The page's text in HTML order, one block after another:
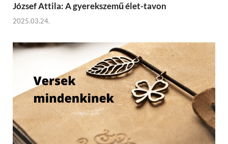
József Attila: A gyerekszemű élet-tavon
2025.03.24.